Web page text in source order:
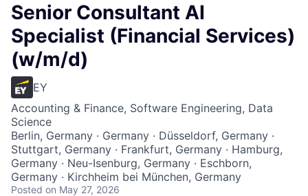
Senior Consultant AI
Specialist (Financial Services)
(w/m/d)
EY
Accounting & Finance, Software Engineering, Data
Science
Berlin, Germany · Germany · Düsseldorf, Germany ·
Stuttgart, Germany · Frankfurt, Germany · Hamburg,
Germany · Neu-Isenburg, Germany · Eschborn,
Germany · Kirchheim bei München, Germany
Posted on May 27, 2026